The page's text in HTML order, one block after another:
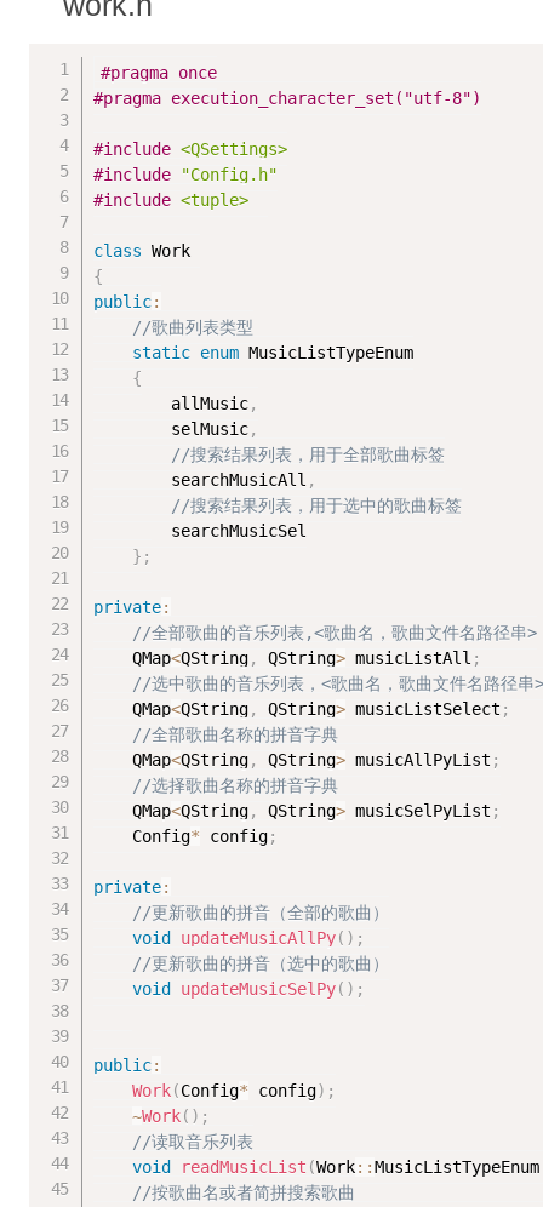
#pragma once
#pragma execution_character_set("utf-8")
#include <QSettings>
#include
"Config.h"
#include <tuple>
class Work
{
public:
//歌曲列表类型
static enum MusicListTypeEnum
{
		allMusic
,
		selMusic
,
//搜索结果列表，用于全部歌曲标签
		searchMusicAll
,
//搜索结果列表，用于选中的歌曲标签
} ;
private:
//全部歌曲的音乐列表,<歌曲名，歌曲文件名路径串>
	QMap
<QString, QString> musicListAll ;
//选中歌曲的音乐列表，<歌曲名，歌曲文件名路径串
	QMap
<QString, QString> musicListSelect ;
//全部歌曲名称的拼音字典
	QMap
<QString, QString> musicAllPyList ;
//选择歌曲名称的拼音字典
	QMap
<QString, QString> musicSelPyList ;
	Config
* config;
private:
//更新歌曲的拼音（全部的歌曲）
void
updateMusicAllPy( ) ;
//更新歌曲的拼音（选中的歌曲）
void
updateMusicSelPy( ) ;
public:
Work(Config* config) ;
~Work( ) ;
//读取音乐列表
void
readMusicList (Work::
//按歌曲名或者简拼搜索歌曲